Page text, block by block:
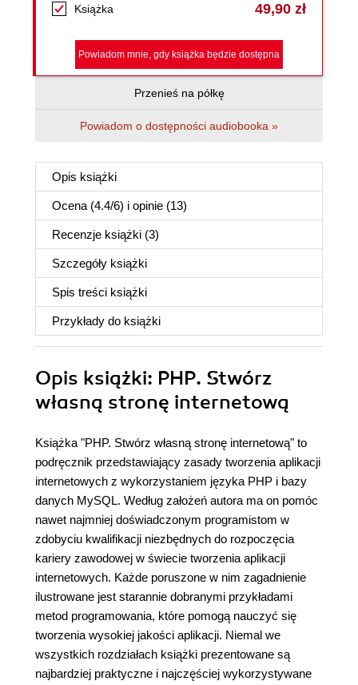
Książka 49,90 zł
Powiadom mnie, gdy książka będzie dostępna
Przenieś na półkę
Powiadom o dostępności audiobooka »
Opis książki
Ocena (4.4/6) i opinie (13)
Recenzje książki (3)
Szczegóły książki
Spis treści książki
Przykłady do książki
Opis książki: PHP. Stwórz
własną stronę internetową
Książka "PHP. Stwórz własną stronę internetową" to
podręcznik przedstawiający zasady tworzenia aplikacji
internetowych z wykorzystaniem języka PHP i bazy
danych MySQL. Według założeń autora ma on pomóc
nawet najmniej doświadczonym programistom w
zdobyciu kwalifikacji niezbędnych do rozpoczęcia
kariery zawodowej w świecie tworzenia aplikacji
internetowych. Każde poruszone w nim zagadnienie
ilustrowane jest starannie dobranymi przykładami
metod programowania, które pomogą nauczyć się
tworzenia wysokiej jakości aplikacji. Niemal we
wszystkich rozdziałach książki prezentowane są
najbardziej praktyczne i najczęściej wykorzystywane